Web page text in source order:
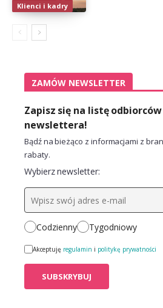
Klienci i kadry
ZAMÓW NEWSLETTER
Zapisz się na listę
newslettera!
Bądź na bieżąco z informacjami z
rabaty.
Wybierz newsletter:
Codzienny Tygodniowy
Akceptuję regulamin i politykę prywatności